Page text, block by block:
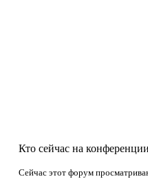
Кто сейчас на конференции
Сейчас этот форум